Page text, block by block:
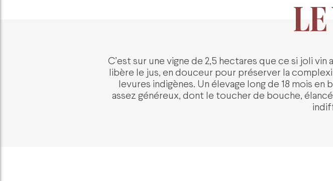
C’est sur une vigne de 2,5 hectares que ce si joli
libère le jus, en douceur pour préserver la
levures indigènes. Un élevage long de 18 mois
assez généreux, dont le toucher de bouche,